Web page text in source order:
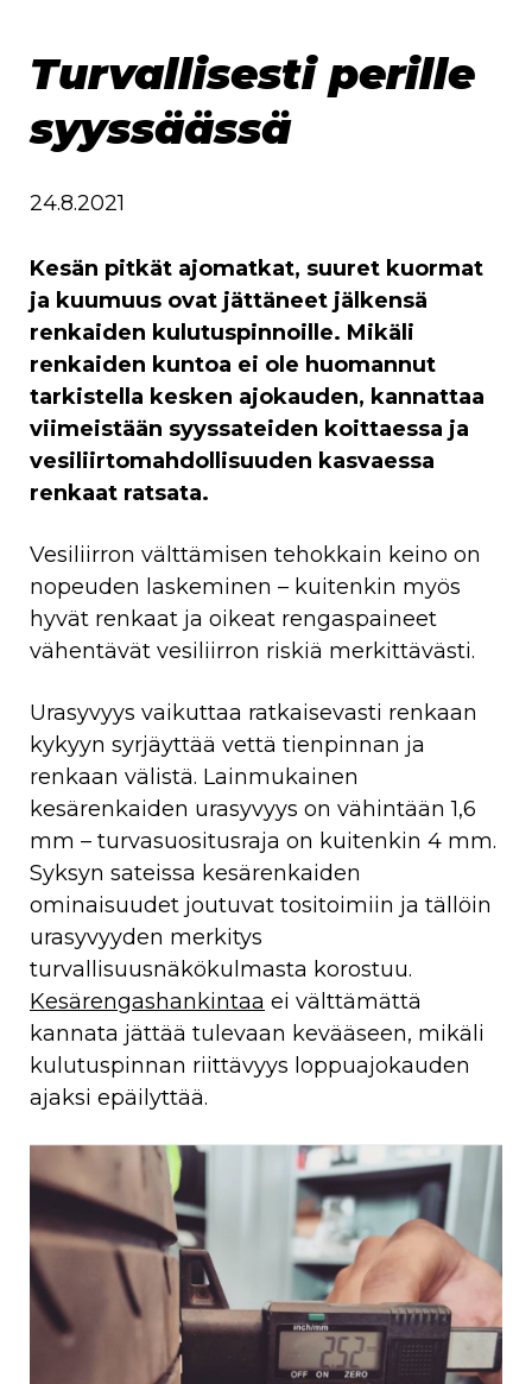
Turvallisesti perille
syyssäässä
24.8.2021
Kesän pitkät ajomatkat, suuret kuormat
ja kuumuus ovat jättäneet jälkensä
renkaiden kulutuspinnoille. Mikäli
renkaiden kuntoa ei ole huomannut
tarkistella kesken ajokauden, kannattaa
viimeistään syyssateiden koittaessa ja
vesiliirtomahdollisuuden kasvaessa
renkaat ratsata.
Vesiliirron välttämisen tehokkain keino on
nopeuden laskeminen – kuitenkin myös
hyvät renkaat ja oikeat rengaspaineet
vähentävät vesiliirron riskiä merkittävästi.
Urasyvyys vaikuttaa ratkaisevasti renkaan
kykyyn syrjäyttää vettä tienpinnan ja
renkaan välistä. Lainmukainen
kesärenkaiden urasyvyys on vähintään 1,6
mm – turvasuositusraja on kuitenkin 4 mm.
Syksyn sateissa kesärenkaiden
ominaisuudet joutuvat tositoimiin ja tällöin
urasyvyyden merkitys
turvallisuusnäkökulmasta korostuu.
Kesärengashankintaa ei välttämättä
kannata jättää tulevaan kevääseen, mikäli
kulutuspinnan riittävyys loppuajokauden
ajaksi epäilyttää.